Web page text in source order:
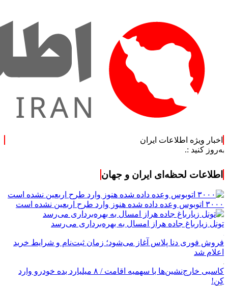
اخبار ویژه اطلاعات ایران
اطلاعات لحظه‌ای ایران و جهان
۳۰۰۰ اتوبوس وعده داده شده هنوز وارد طرح اربعین نشده است
تونل زیارباغ جاده هراز امسال به بهره‌برداری می‌رسد
فروش فوری دنا پلاس آغاز می‌شود؛ زمان ثبت‌نام و شرایط خرید
اعلام شد
کاسبی خارج‌نشین‌ها با سهمیه اقامت / ۸ میلیارد بده خودرو وارد
کن!